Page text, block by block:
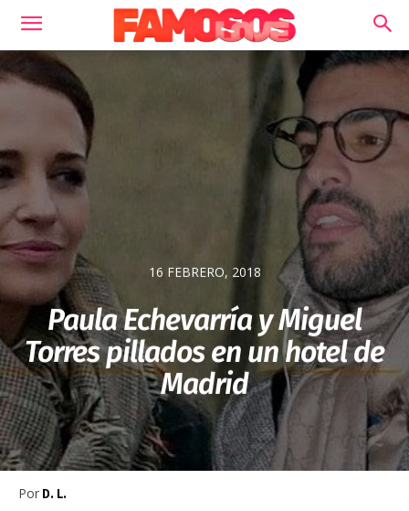
16 FEBRERO, 2018
Paula Echevarría y Miguel
Torres pillados en un hotel de
Madrid
Por D. L.